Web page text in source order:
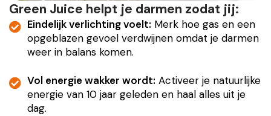
Green Juice helpt je darmen zodat jij:
Eindelijk verlichting voelt: Merk hoe gas en een
opgeblazen gevoel verdwijnen omdat je darmen
weer in balans komen.
Vol energie wakker wordt: Activeer je natuurlijke
energie van 10 jaar geleden en haal alles uit je
dag.